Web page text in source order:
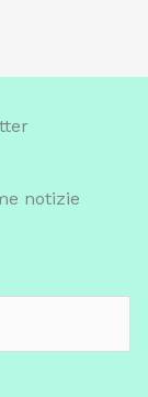
notizie